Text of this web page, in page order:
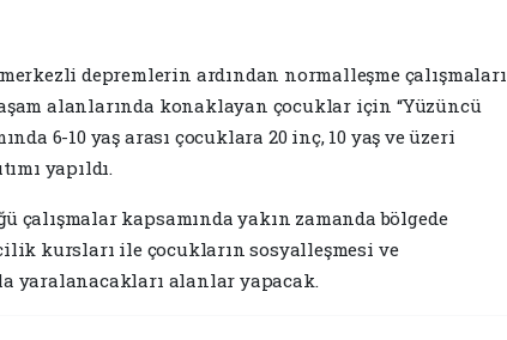
depremlerin ardından normalleşme çalışmaları
alanlarında konaklayan çocuklar için “Yüzüncü
6-10 yaş arası çocuklara 20 inç, 10 yaş ve üzeri
yapıldı.
kapsamında yakın zamanda bölgede
kursları ile çocukların sosyalleşmesi ve
yaralanacakları alanlar yapacak.